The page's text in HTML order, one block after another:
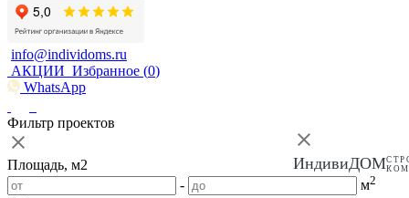
info@individoms.ru
АКЦИИ Избранное (0)
WhatsApp
ИндивиДОМ
Фильтр проектов
Площадь, м2
-
м2